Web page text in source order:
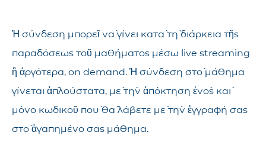
Ἡ σύνδεση μπορεῖ νὰ γίνει κατὰ τὴ διάρκεια τῆς
παραδόσεως τοῦ μαθήματος μέσω live streaming
ἢ ἀργότερα, on demand. Ἡ σύνδεση στὸ μάθημα
γίνεται ἁπλούστατα, μὲ τὴν ἀπόκτηση ἑνὸς καὶ
μόνο κωδικοῦ ποὺ θὰ λάβετε μὲ τὴν ἐγγραφή σας
στὸ ἀγαπημένο σας μάθημα.